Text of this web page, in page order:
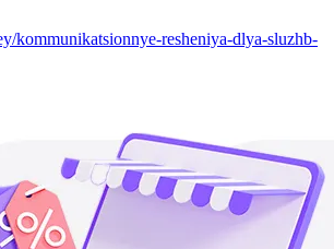
kommunikatsionnye-resheniya-dlya-sluzhb-